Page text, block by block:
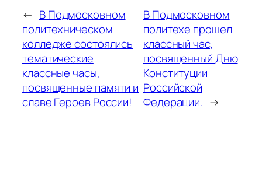
← В Подмосковном
политехническом
колледже состоялись
тематические
классные часы,
посвященные памяти и
славе Героев России!
В Подмосковном
политехе прошел
классный час,
посвященный Дню
Конституции
Российской
Федерации. →